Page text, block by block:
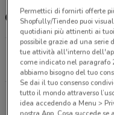
Orari e
Via Nazionale, 4
1.4 km
APERTO
Via Casa
8.5 km
APERTO
Permettici di fornirti offerte
Shopfully/Tiendeo puoi
quotidiani più attinenti ai
possibile grazie ad una
tue attività all'interno
come indicato nel paragrafo
abbiamo bisogno del tuo
Se dai il tuo consenso
tutto il mondo attraverso
idea accedendo a Menu >
nostra App. Cosa succede